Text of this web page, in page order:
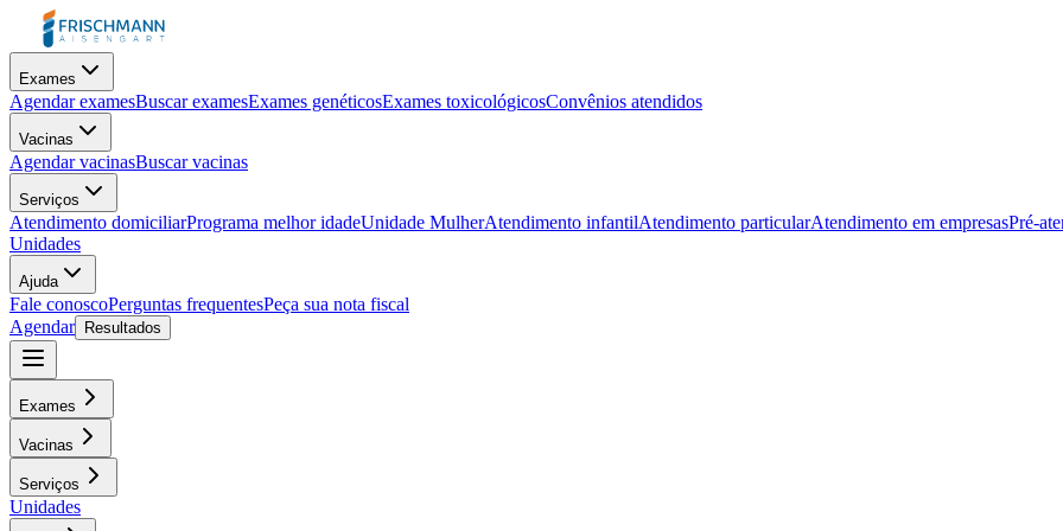
Exames
Agendar examesBuscar examesExames genéticosExames toxicológicosConvênios atendidos
Vacinas
Agendar vacinasBuscar vacinas
Serviços
Atendimento domiciliarPrograma melhor idadeUnidade MulherAtendimento infantilAtendimento particularAtendimento em empresasPré-
Unidades
Ajuda
Fale conoscoPerguntas frequentesPeça sua nota fiscal
Agendar
Resultados
Exames
Vacinas
Serviços
Unidades